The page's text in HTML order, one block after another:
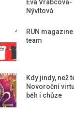
Eva Vrabcová-
Nývltová
RUN magazine
team
Kdy jindy, než
Novoroční
běh i chůze